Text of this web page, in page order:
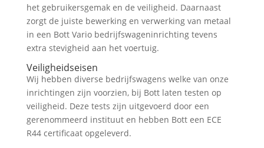
het gebruikersgemak en de veiligheid. Daarnaast
zorgt de juiste bewerking en verwerking van metaal
in een Bott Vario bedrijfswageninrichting tevens
extra stevigheid aan het voertuig.
Veiligheidseisen
Wij hebben diverse bedrijfswagens welke van onze
inrichtingen zijn voorzien, bij Bott laten testen op
veiligheid. Deze tests zijn uitgevoerd door een
gerenommeerd instituut en hebben Bott een ECE
R44 certificaat opgeleverd.